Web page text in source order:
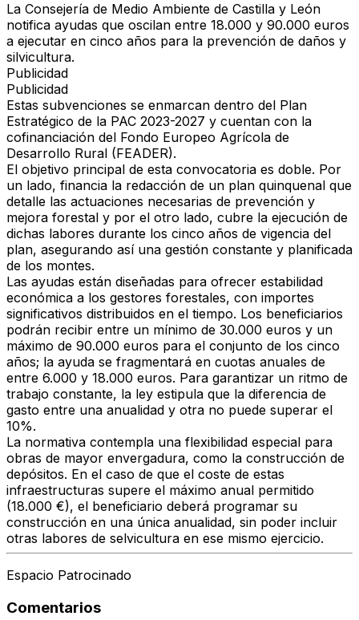
La Consejería de Medio Ambiente de Castilla y León
notifica ayudas que oscilan entre 18.000 y 90.000 euros
a ejecutar en cinco años para la prevención de daños y
silvicultura.
Publicidad
Publicidad
Estas subvenciones se enmarcan dentro del Plan
Estratégico de la PAC 2023-2027 y cuentan con la
cofinanciación del Fondo Europeo Agrícola de
Desarrollo Rural (FEADER).
El objetivo principal de esta convocatoria es doble. Por
un lado, financia la redacción de un plan quinquenal que
detalle las actuaciones necesarias de prevención y
mejora forestal y por el otro lado, cubre la ejecución de
dichas labores durante los cinco años de vigencia del
plan, asegurando así una gestión constante y planificada
de los montes.
Las ayudas están diseñadas para ofrecer estabilidad
económica a los gestores forestales, con importes
significativos distribuidos en el tiempo. Los beneficiarios
podrán recibir entre un mínimo de 30.000 euros y un
máximo de 90.000 euros para el conjunto de los cinco
años; la ayuda se fragmentará en cuotas anuales de
entre 6.000 y 18.000 euros. Para garantizar un ritmo de
trabajo constante, la ley estipula que la diferencia de
gasto entre una anualidad y otra no puede superar el
10%.
La normativa contempla una flexibilidad especial para
obras de mayor envergadura, como la construcción de
depósitos. En el caso de que el coste de estas
infraestructuras supere el máximo anual permitido
(18.000 €), el beneficiario deberá programar su
construcción en una única anualidad, sin poder incluir
otras labores de selvicultura en ese mismo ejercicio.
Espacio Patrocinado
Comentarios